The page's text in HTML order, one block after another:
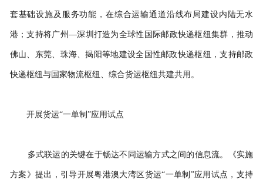
套基础设施及服务功能，在综合运输通道沿线布局建设内陆无水
港；支持将广州 —深圳打造为全球性国际邮政快递枢纽集群，推动
佛山、东莞、珠海、揭阳等地建设全国性邮政快递枢纽，支持邮政
快递枢纽与国家物流枢纽、综合货运枢纽共建共用。
开展货运“一单制”应用试点
多式联运的关键在于畅达不同运输方式之间的信息流。《实施
方案》提出，引导开展粤港澳大湾区货运“一单制”应用试点，支持